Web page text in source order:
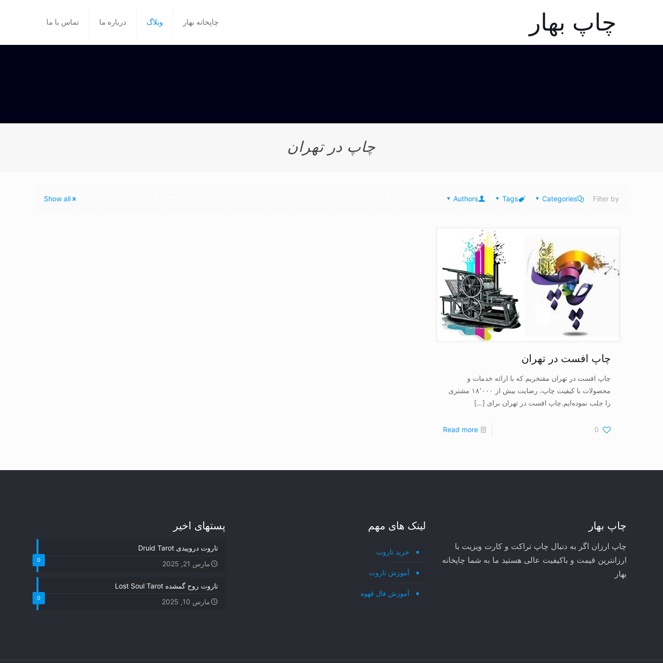
چاپ بهار چاپخانه بهار وبلاگ درباره ما تماس با ما
چاپ در تهران
Filter by
Categories
Tags
Authors
Show all
چاپ افست در تهران
چاپ افست در تهران مفتخریم که با ارائه خدمات و
محصولات با کیفیت چاپ،‌ رضایت بیش از ۱۸٬۰۰۰ مشتری
را جلب نموده‌ایم.چاپ افست در تهران برای […]
0
Read more
چاپ بهار
چاپ ارزان اگر به دنبال چاپ تراکت و کارت ویزیت با
ارزانترین قیمت و باکیفیت عالی هستید ما به شما چاپخانه
بهار
لینک های مهم
خرید تاروت
آموزش تاروت
آموزش فال قهوه
پستهای اخیر
0
تاروت دروییدی Druid Tarot
مارس 21, 2025
0
تاروت روح گمشده Lost Soul Tarot
مارس 10, 2025